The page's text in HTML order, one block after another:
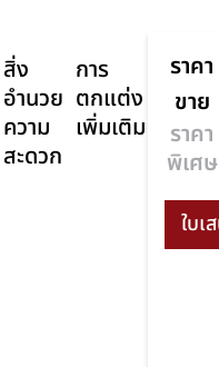
สิ่ง
อำนวย
ความ
สะดวก
การ
ตกแต่ง
เพิ่มเติม
ราคา
ขาย
ราคา
พิเศษ